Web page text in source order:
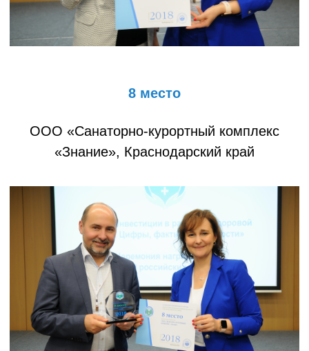
8 место
ООО «Санаторно-курортный комплекс
«Знание», Краснодарский край